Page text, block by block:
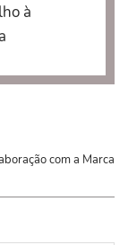
à
com a Marca